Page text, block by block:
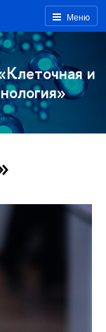
Меню
и